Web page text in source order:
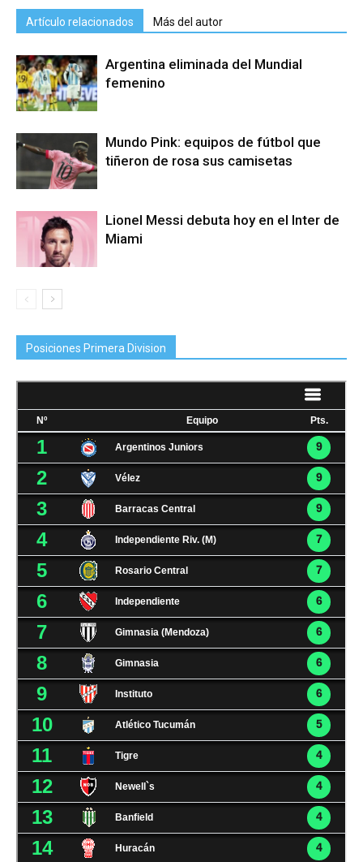
Artículo relacionados Más del autor
Argentina eliminada del Mundial
femenino
Mundo Pink: equipos de fútbol que
tiñeron de rosa sus camisetas
Lionel Messi debuta hoy en el Inter de
Miami
Posiciones Primera Division